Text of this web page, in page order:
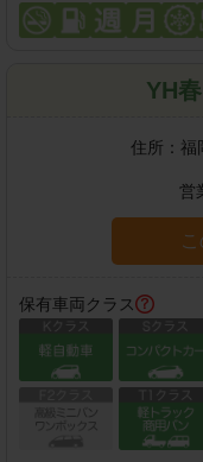
YH
住所： 福
営
保有車両クラス